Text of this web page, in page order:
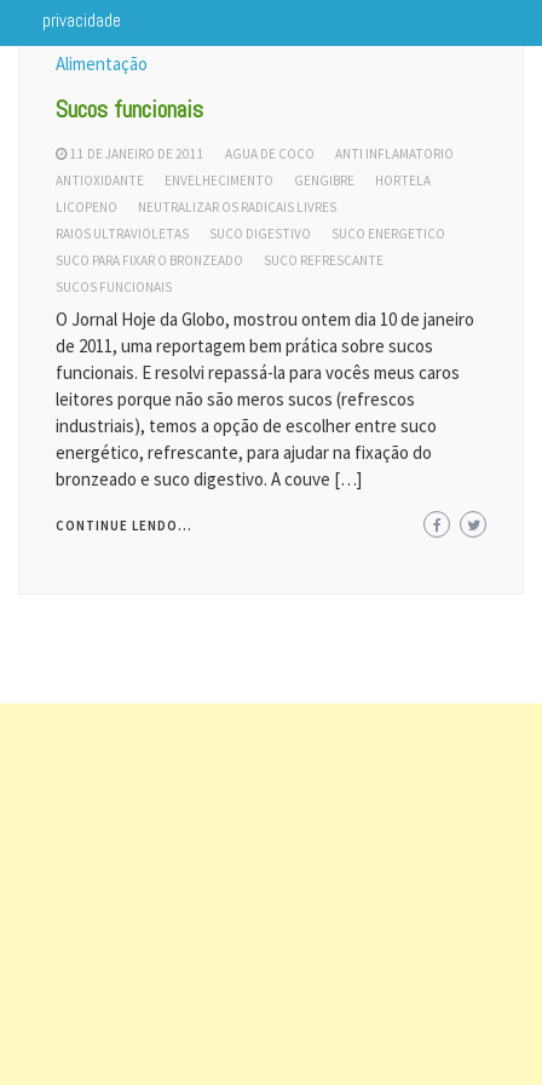
privacidade
Alimentação
Sucos funcionais
11 DE JANEIRO DE 2011 AGUA DE COCO
ANTI INFLAMATORIO
ANTIOXIDANTE
ENVELHECIMENTO GENGIBRE
HORTELA
LICOPENO
NEUTRALIZAR OS RADICAIS LIVRES
RAIOS ULTRAVIOLETAS
SUCO DIGESTIVO
SUCO ENERGETICO
SUCO PARA FIXAR O BRONZEADO
SUCO REFRESCANTE
SUCOS FUNCIONAIS
O Jornal Hoje da Globo, mostrou ontem dia 10 de janeiro
de 2011, uma reportagem bem prática sobre sucos
funcionais. E resolvi repassá-la para vocês meus caros
leitores porque não são meros sucos (refrescos
industriais), temos a opção de escolher entre suco
energético, refrescante, para ajudar na fixação do
bronzeado e suco digestivo. A couve […]
CONTINUE LENDO...